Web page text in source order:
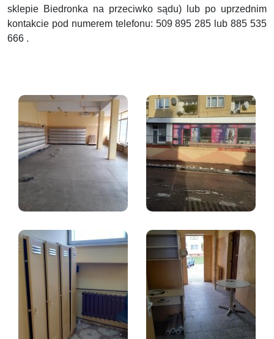
sklepie Biedronka na przeciwko sądu) lub po uprzednim
kontakcie pod numerem telefonu: 509 895 285 lub 885 535
666 .